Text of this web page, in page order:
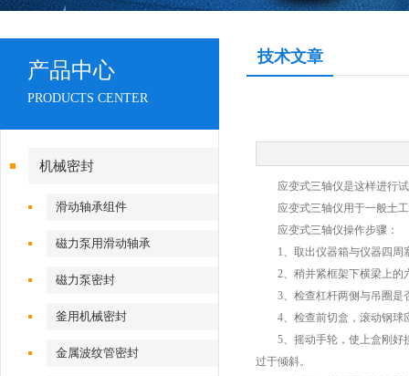
产品中心
PRODUCTS CENTER
机械密封
滑动轴承组件
磁力泵用滑动轴承
磁力泵密封
釜用机械密封
金属波纹管密封
技术文章
应变式三轴仪是这样进行
应变式三轴仪用于一般土工
应变式三轴仪操作步骤：
1、取出仪器箱与仪器四周
2、稍并紧框架下横梁上的
3、检查杠杆两侧与吊圈是否
4、检查前切盒，滚动钢球应
5、摇动手轮，使上盒刚好接
过于倾斜。